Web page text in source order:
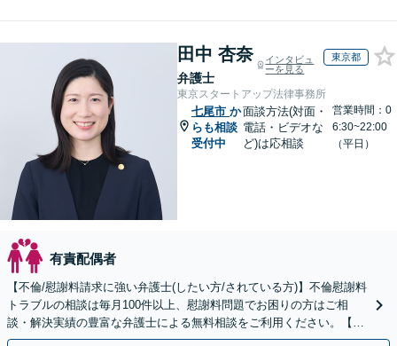
田中 杏奈
弁護士
インタビュ
ーを見る
東京都
東京スタートアップ法律事務所
七尾市 か
らも相談
受付中
面談方法(対面・
電話・ビデオな
ど)は応相談
営業時間：0
6:30~22:00
（平日）
有責配偶者
【不倫/慰謝料請求に強い弁護士(したい方/されている方)】不倫慰謝料
トラブルの相談は毎月100件以上、慰謝料問題でお困りの方はご相
談・解決実績の豊富な弁護士による無料相談をご利用ください。【不
倫相談は初回0円】【全国対応】